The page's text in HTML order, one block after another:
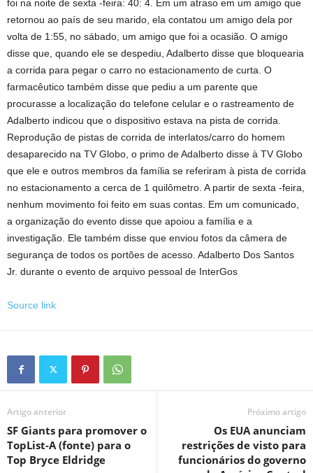
foi na noite de sexta -feira: 40: 4. Em um atraso em um amigo que
retornou ao país de seu marido, ela contatou um amigo dela por
volta de 1:55, no sábado, um amigo que foi a ocasião. O amigo
disse que, quando ele se despediu, Adalberto disse que bloquearia
a corrida para pegar o carro no estacionamento de curta. O
farmacêutico também disse que pediu a um parente que
procurasse a localização do telefone celular e o rastreamento de
Adalberto indicou que o dispositivo estava na pista de corrida.
Reprodução de pistas de corrida de interlatos/carro do homem
desaparecido na TV Globo, o primo de Adalberto disse à TV Globo
que ele e outros membros da família se referiram à pista de corrida
no estacionamento a cerca de 1 quilômetro. A partir de sexta -feira,
nenhum movimento foi feito em suas contas. Em um comunicado,
a organização do evento disse que apoiou a família e a
investigação. Ele também disse que enviou fotos da câmera de
segurança de todos os portões de acesso. Adalberto Dos Santos
Jr. durante o evento de arquivo pessoal de InterGos
Source link
Artigo anterior
SF Giants para promover o
TopList-A (fonte) para o
Top Bryce Eldridge
Próximo artigo
Os EUA anunciam
restrições de visto para
funcionários do governo